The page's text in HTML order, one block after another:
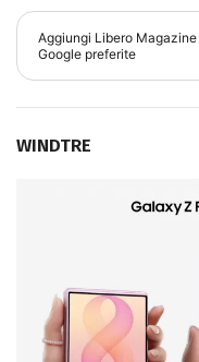
Aggiungi Libero Magazine
Google preferite
WINDTRE